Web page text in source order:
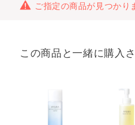
ご指定の商品が見つかり
この商品と一緒に購入